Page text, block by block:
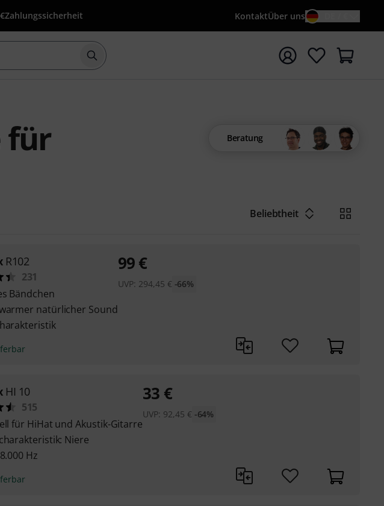
Zahlungssicherheit KontaktÜber uns
Suche mit Suchwort {searchTerm} starten
für
Beratung
Beliebtheit
R102
231
Bändchen
natürlicher Sound
99€
UVP: 294,45 € -66%
HI 10
515
für HiHat und Akustik-Gitarre
Niere
Hz
33 €
UVP: 92,45 € -64%